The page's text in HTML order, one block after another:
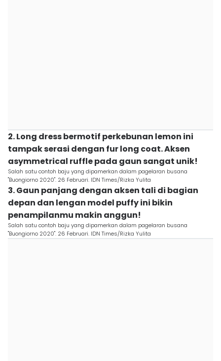
2. Long dress bermotif perkebunan lemon ini
tampak serasi dengan fur long coat. Aksen
asymmetrical ruffle pada gaun sangat unik!
Salah satu contoh baju yang dipamerkan dalam pagelaran busana
"Buongiorno 2020". 26 Februari. IDN Times/Rizka Yulita
3. Gaun panjang dengan aksen tali di bagian
depan dan lengan model puffy ini bikin
penampilanmu makin anggun!
Salah satu contoh baju yang dipamerkan dalam pagelaran busana
"Buongiorno 2020". 26 Februari. IDN Times/Rizka Yulita